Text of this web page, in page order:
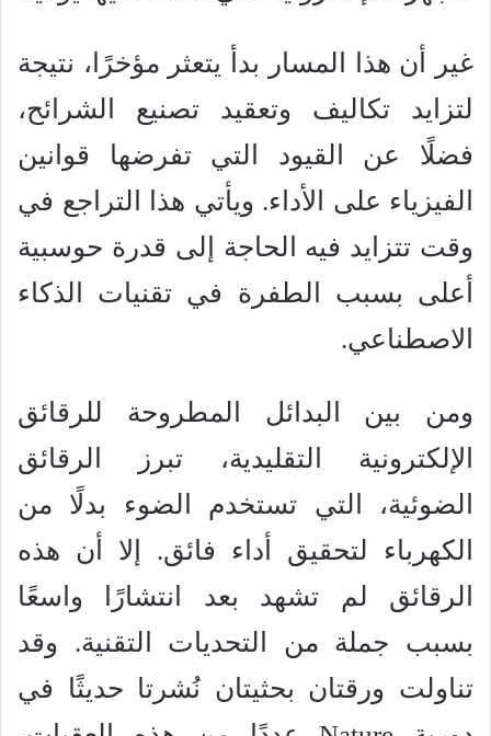
غير أن هذا المسار بدأ يتعثر مؤخرًا، نتيجة
لتزايد تكاليف وتعقيد تصنيع الشرائح،
فضلًا عن القيود التي تفرضها قوانين
الفيزياء على الأداء. ويأتي هذا التراجع في
وقت تتزايد فيه الحاجة إلى قدرة حوسبية
أعلى بسبب الطفرة في تقنيات الذكاء
الاصطناعي.
ومن بين البدائل المطروحة للرقائق
الإلكترونية التقليدية، تبرز الرقائق
الضوئية، التي تستخدم الضوء بدلًا من
الكهرباء لتحقيق أداء فائق. إلا أن هذه
الرقائق لم تشهد بعد انتشارًا واسعًا
بسبب جملة من التحديات التقنية. وقد
تناولت ورقتان بحثيتان نُشرتا حديثًا في